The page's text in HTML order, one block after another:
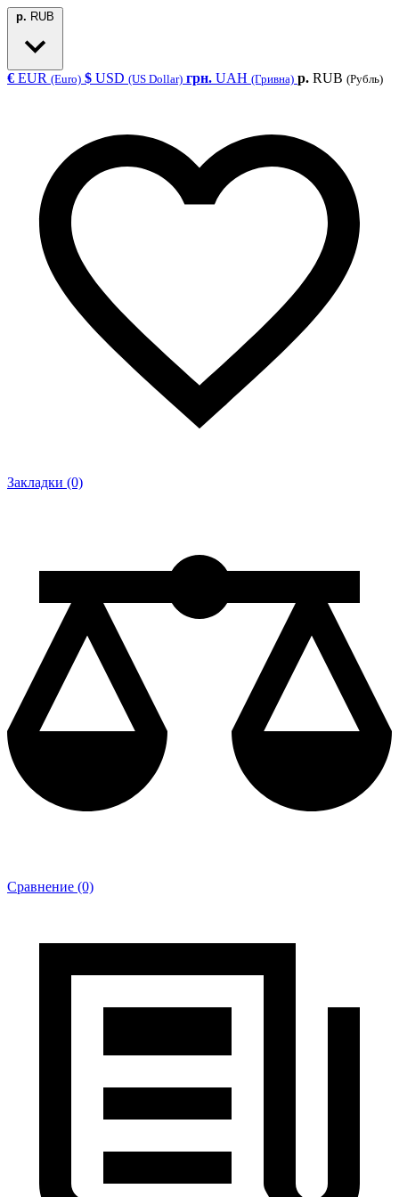
р. RUB
€ EUR (Euro) $ USD (US Dollar) грн. UAH (Гривна) р. RUB (Рубль)
Закладки (0)
Сравнение (0)